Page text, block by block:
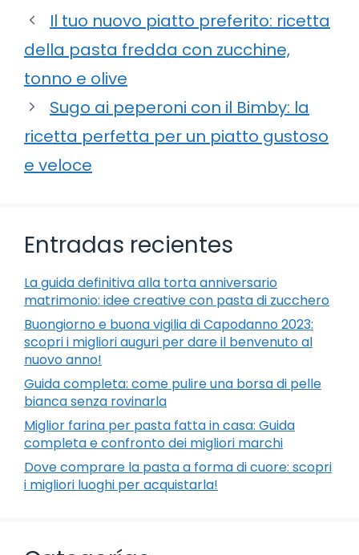
Il tuo nuovo piatto preferito: ricetta
della pasta fredda con zucchine,
tonno e olive
Sugo ai peperoni con il Bimby: la
ricetta perfetta per un piatto gustoso
e veloce
Entradas recientes
La guida definitiva alla torta anniversario
matrimonio: idee creative con pasta di zucchero
Buongiorno e buona vigilia di Capodanno 2023:
scopri i migliori auguri per dare il benvenuto al
nuovo anno!
Guida completa: come pulire una borsa di pelle
bianca senza rovinarla
Miglior farina per pasta fatta in casa: Guida
completa e confronto dei migliori marchi
Dove comprare la pasta a forma di cuore: scopri
i migliori luoghi per acquistarla!